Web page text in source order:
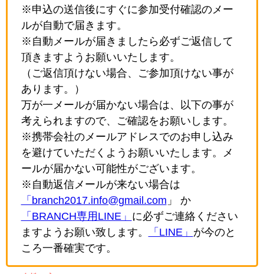
※申込の送信後にすぐに参加受付確認のメー
ルが自動で届きます。
※自動メールが届きましたら必ずご返信して
頂きますようお願いいたします。
（ご返信頂けない場合、ご参加頂けない事が
あります。）
万が一メールが届かない場合は、以下の事が
考えられますので、ご確認をお願いします。
※携帯会社のメールアドレスでのお申し込み
を避けていただくようお願いいたします。メ
ールが届かない可能性がございます。
※自動返信メールが来ない場合は
「branch2017.info@gmail.com 」 か
「BRANCH専用LINE」 に必ずご連絡ください
ますようお願い致します。
「LINE」 が今のと
ころ一番確実です。